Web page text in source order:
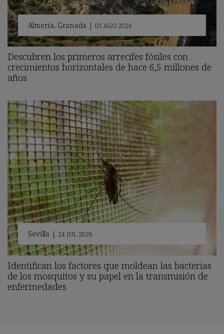
Almería, Granada | 05 AGO 2026
Descubren los primeros arrecifes fósiles con
crecimientos horizontales de hace 6,5 millones de
años
Sevilla | 24 JUL 2026
Identifican los factores que moldean las bacterias
de los mosquitos y su papel en la transmisión de
enfermedades